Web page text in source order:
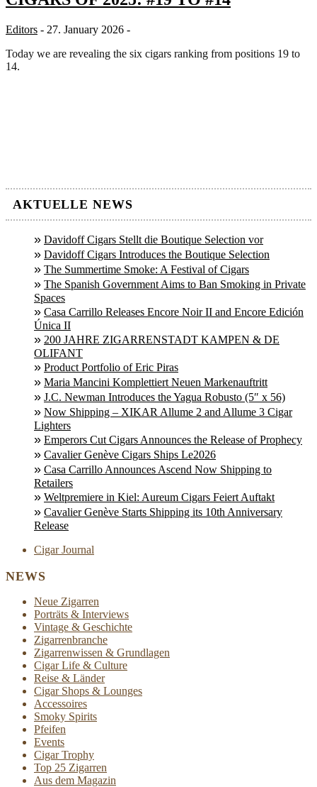
Editors - 27. January 2026 -
Today we are revealing the six cigars ranking from positions 19 to
14.
AKTUELLE NEWS
Davidoff Cigars Stellt die Boutique Selection vor
Davidoff Cigars Introduces the Boutique Selection
The Summertime Smoke: A Festival of Cigars
The Spanish Government Aims to Ban Smoking in Private
Spaces
Casa Carrillo Releases Encore Noir II and Encore Edición
Única II
200 JAHRE ZIGARRENSTADT KAMPEN & DE
OLIFANT
Product Portfolio of Eric Piras
Maria Mancini Komplettiert Neuen Markenauftritt
J.C. Newman Introduces the Yagua Robusto (5″ x 56)
Now Shipping – XIKAR Allume 2 and Allume 3 Cigar
Lighters
Emperors Cut Cigars Announces the Release of Prophecy
Cavalier Genève Cigars Ships Le2026
Casa Carrillo Announces Ascend Now Shipping to
Retailers
Weltpremiere in Kiel: Aureum Cigars Feiert Auftakt
Cavalier Genève Starts Shipping its 10th Anniversary
Release
Cigar Journal
NEWS
Neue Zigarren
Porträts & Interviews
Vintage & Geschichte
Zigarrenbranche
Zigarrenwissen & Grundlagen
Cigar Life & Culture
Reise & Länder
Cigar Shops & Lounges
Accessoires
Smoky Spirits
Pfeifen
Events
Cigar Trophy
Top 25 Zigarren
Aus dem Magazin